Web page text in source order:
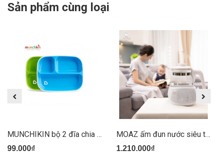
Sản phẩm cùng loại
MUNCHIKIN bộ 2 đĩa chia ngăn chống trượt
99.000₫
MOAZ ấm đun nước siêu tốc MB002
1.210.000₫